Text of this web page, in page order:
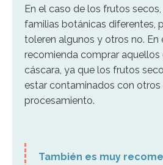
En el caso de los frutos
familias botánicas diferentes,
toleren algunos y otros no. En
recomienda comprar aquellos
cáscara, ya que los frutos
estar contaminados con otros
procesamiento.
También es muy